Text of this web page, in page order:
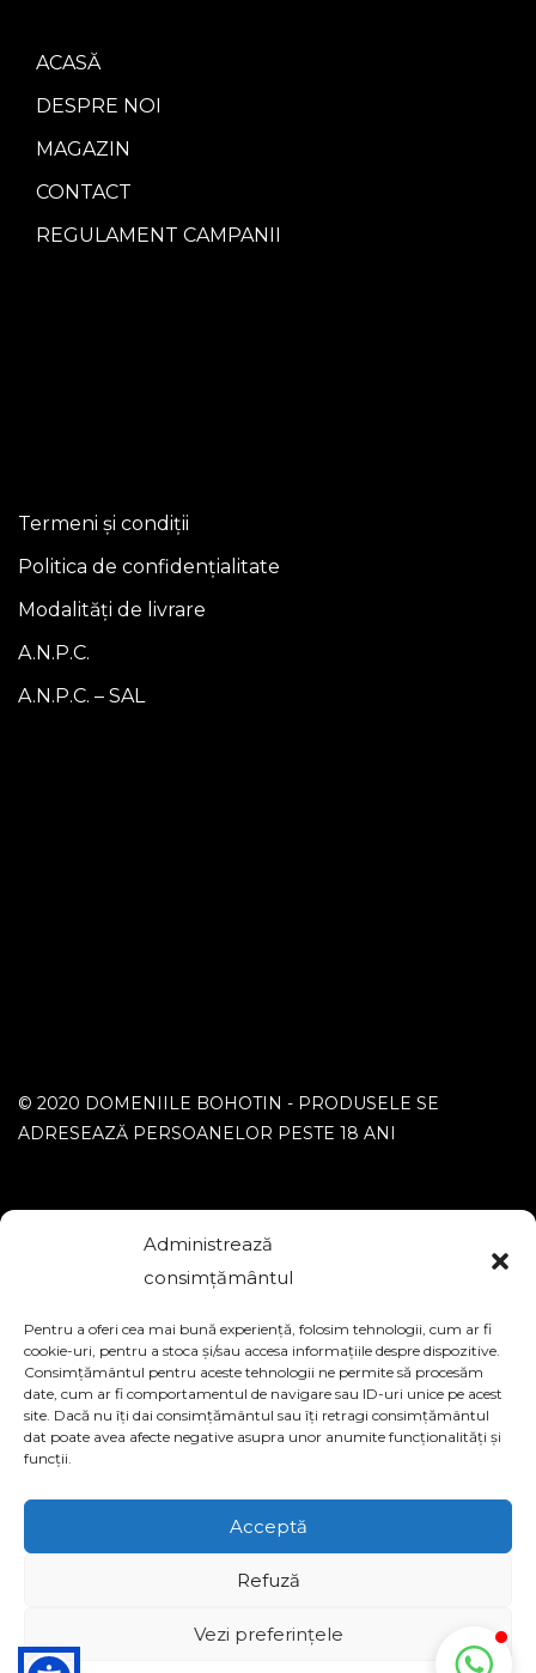
Administrează
consimțământul
Pentru a oferi cea mai bună experiență, folosim tehnologii, cum ar fi
cookie-uri, pentru a stoca și/sau accesa informațiile despre dispozitive.
Consimțământul pentru aceste tehnologii ne permite să procesăm
date, cum ar fi comportamentul de navigare sau ID-uri unice pe acest
site. Dacă nu îți dai consimțământul sau îți retragi consimțământul
dat poate avea afecte negative asupra unor anumite funcționalități și
funcții.
Acceptă
Refuză
Vezi preferințele
ACASĂ
DESPRE NOI
MAGAZIN
CONTACT
REGULAMENT CAMPANII
Termeni și condiții
Politica de confidențialitate
Modalități de livrare
A.N.P.C.
A.N.P.C. – SAL
© 2020 DOMENIILE BOHOTIN - PRODUSELE SE
ADRESEAZĂ PERSOANELOR PESTE 18 ANI